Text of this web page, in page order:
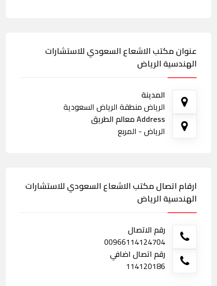
عنوان مكتب الاشعاع السعودي للاستشارات
الهندسية الرياض
المدينة
الرياض منطقة الرياض السعودية
Address معالم الطريق
الرياض - المربع
ارقام اتصال مكتب الاشعاع السعودي للاستشارات
الهندسية الرياض
رقم الاتصال
00966114124704
رقم اتصال اضافي
114120186